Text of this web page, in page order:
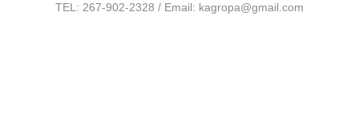
TEL: 267-902-2328 / Email: kagropa@gmail.com